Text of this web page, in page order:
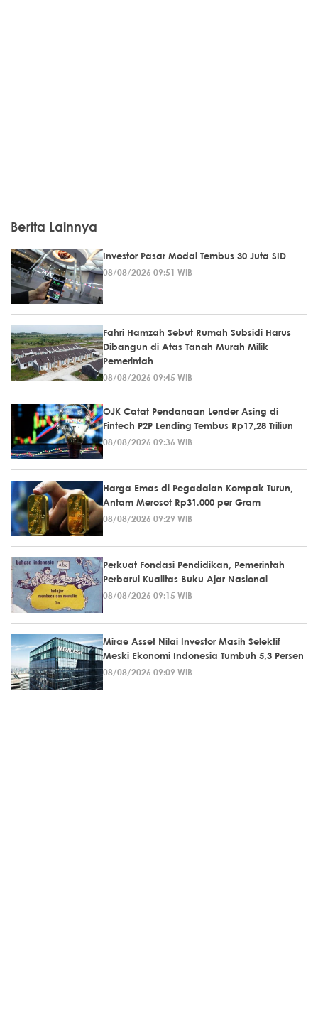
Berita Lainnya
Investor Pasar Modal Tembus 30 Juta SID
08/08/2026 09:51 WIB
Fahri Hamzah Sebut Rumah Subsidi Harus
Dibangun di Atas Tanah Murah Milik
Pemerintah
08/08/2026 09:45 WIB
OJK Catat Pendanaan Lender Asing di
Fintech P2P Lending Tembus Rp17,28 Triliun
08/08/2026 09:36 WIB
Harga Emas di Pegadaian Kompak Turun,
Antam Merosot Rp31.000 per Gram
08/08/2026 09:29 WIB
Perkuat Fondasi Pendidikan, Pemerintah
Perbarui Kualitas Buku Ajar Nasional
08/08/2026 09:15 WIB
Mirae Asset Nilai Investor Masih Selektif
Meski Ekonomi Indonesia Tumbuh 5,3 Persen
08/08/2026 09:09 WIB